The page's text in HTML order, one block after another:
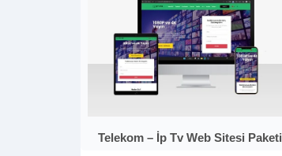
Telekom – İp Tv Web Sitesi Paketi